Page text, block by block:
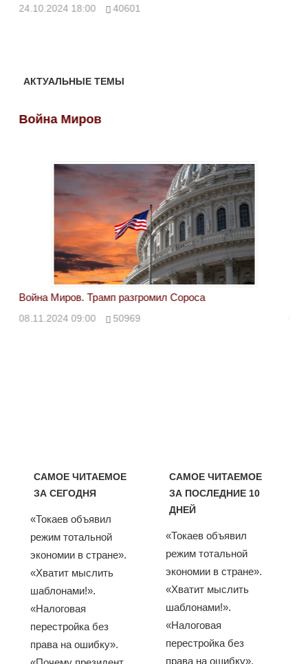
24.10.2024 18:00 40601
АКТУАЛЬНЫЕ ТЕМЫ
Война Миров
Война Миров. Трамп разгромил Сороса
08.11.2024 09:00 50969
САМОЕ ЧИТАЕМОЕ
ЗА СЕГОДНЯ
«Токаев объявил
режим тотальной
экономии в стране».
«Хватит мыслить
шаблонами!».
«Налоговая
перестройка без
права на ошибку».
САМОЕ ЧИТАЕМОЕ
ЗА ПОСЛЕДНИЕ 10
ДНЕЙ
«Токаев объявил
режим тотальной
экономии в стране».
«Хватит мыслить
шаблонами!».
«Налоговая
перестройка без
права на ошибку».